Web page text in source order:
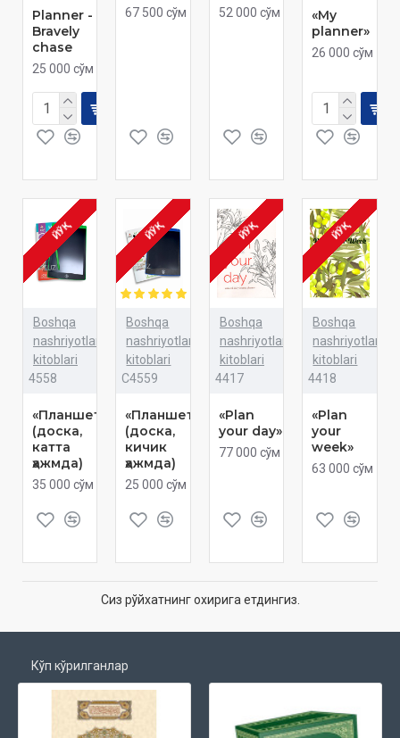
Planner -
Bravely
chase
25 000 сўм
67 500 сўм 52 000 сўм
«My
planner»
26 000 сўм
ЙЎҚ
Boshqa
nashriyotlar
kitoblari
4558
«Планшет»
(доска,
катта
ҳажмда)
35 000 сўм
ЙЎҚ
Boshqa
nashriyotlar
kitoblari
C4559
«Планшет»
(доска,
кичик
ҳажмда)
25 000 сўм
ЙЎҚ
Boshqa
nashriyotlar
kitoblari
4417
«Plan
your day»
77 000 сўм
ЙЎҚ
Boshqa
nashriyotlar
kitoblari
4418
«Plan
your
week»
63 000 сўм
Сиз рўйхатнинг охирига етдингиз.
Кўп кўрилганлар